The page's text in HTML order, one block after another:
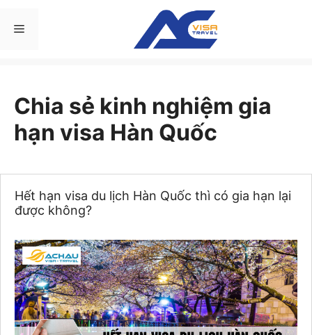
đến Menu
Chia sẻ kinh nghiệm gia
hạn visa Hàn Quốc
Hết hạn visa du lịch Hàn Quốc thì có gia hạn lại
được không?